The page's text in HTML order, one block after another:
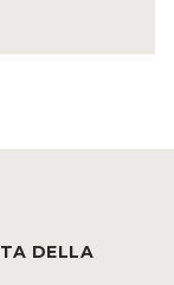
DELLA